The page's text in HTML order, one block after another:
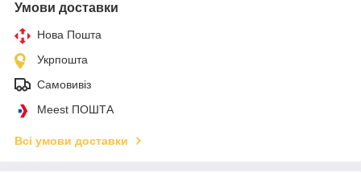
Умови доставки
Нова Пошта
Укрпошта
Самовивіз
Meest ПОШТА
Всі умови доставки